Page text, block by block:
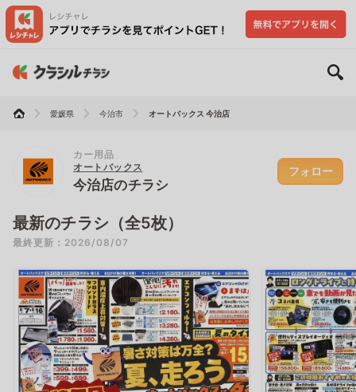
愛媛県 今治市 オートバックス 今治店
カー用品
オートバックス
今治店のチラシ
フォロー
最新のチラシ（全5枚）
最終更新：2026/08/07